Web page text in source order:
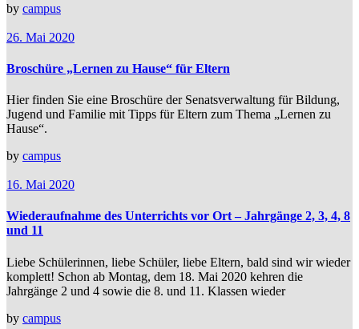
by campus
26. Mai 2020
Broschüre „Lernen zu Hause“ für Eltern
Hier finden Sie eine Broschüre der Senatsverwaltung für Bildung,
Jugend und Familie mit Tipps für Eltern zum Thema „Lernen zu
Hause“.
by campus
16. Mai 2020
Wiederaufnahme des Unterrichts vor Ort – Jahrgänge 2, 3, 4, 8
und 11
Liebe Schülerinnen, liebe Schüler, liebe Eltern, bald sind wir wieder
komplett! Schon ab Montag, dem 18. Mai 2020 kehren die
Jahrgänge 2 und 4 sowie die 8. und 11. Klassen wieder
by campus